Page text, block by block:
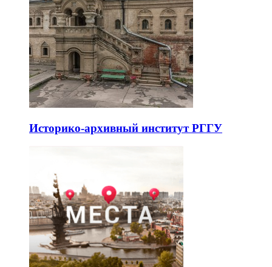
Историко-архивный институт РГГУ